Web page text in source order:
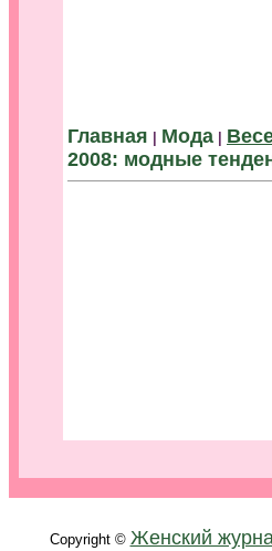
Главная Мода
2008: модные
Copyright © Женский